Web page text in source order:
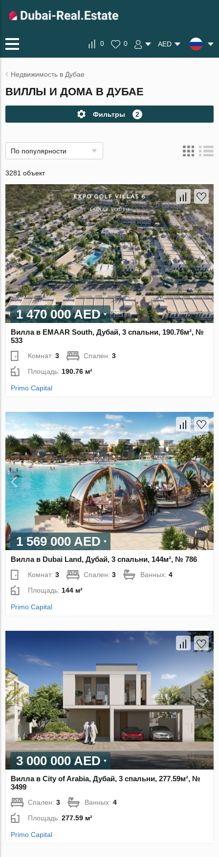
0 0 AED
Недвижимость в Дубае
ВИЛЛЫ И ДОМА В ДУБАЕ
Фильтры 2
По популярности
3281 объект
1 470 000 AED
Вилла в EMAAR South, Дубай, 3 спальни, 190.76м², №
533
Комнат:3 Спален:3
Площадь: 190.76 м²
Primo Capital
1 569 000 AED
Вилла в Dubai Land, Дубай, 3 спальни, 144м², № 786
Комнат:3 Спален:3 Ванных:4
Площадь:144 м²
Primo Capital
3 000 000 AED
Вилла в City of Arabia, Дубай, 3 спальни, 277.59м², №
3499
Спален:3 Ванных:4
Площадь:277.59 м²
Primo Capital